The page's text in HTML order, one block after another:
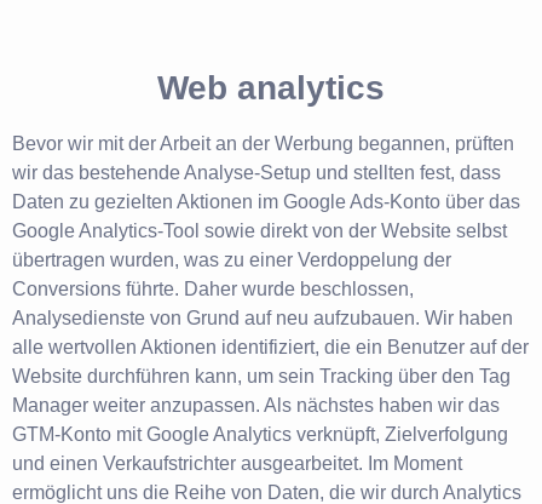
Web analytics
Bevor wir mit der Arbeit an der Werbung begannen, prüften
wir das bestehende Analyse-Setup und stellten fest, dass
Daten zu gezielten Aktionen im Google Ads-Konto über das
Google Analytics-Tool sowie direkt von der Website selbst
übertragen wurden, was zu einer Verdoppelung der
Conversions führte. Daher wurde beschlossen,
Analysedienste von Grund auf neu aufzubauen. Wir haben
alle wertvollen Aktionen identifiziert, die ein Benutzer auf der
Website durchführen kann, um sein Tracking über den Tag
Manager weiter anzupassen. Als nächstes haben wir das
GTM-Konto mit Google Analytics verknüpft, Zielverfolgung
und einen Verkaufstrichter ausgearbeitet. Im Moment
ermöglicht uns die Reihe von Daten, die wir durch Analytics